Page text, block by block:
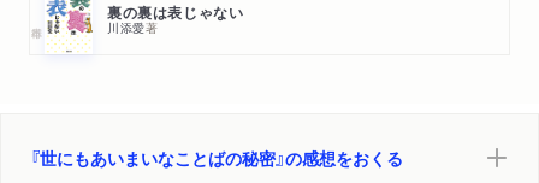
裏の裏は表じゃない
川添愛著
『世にもあいまいなことばの秘密』の感想をおくる